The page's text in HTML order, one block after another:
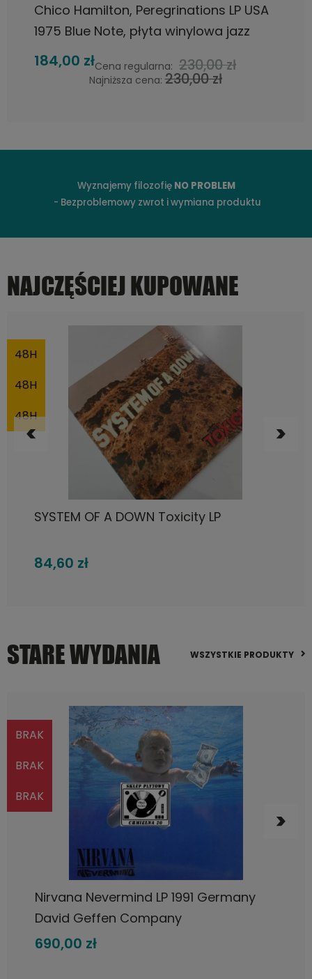
Bob James, One LP USA 1974, CTI, płyta
winylowa jazz
208,00 złCena regularna: 260,00 zł
Najniższa cena: 260,00 zł
Wyznajemy filozofię NO PROBLEM
- Bezproblemowy zwrot i wymiana produktu
NAJCZĘŚCIEJ KUPOWANE
Fleetwood Mac, Rumours LP
105,72 zł
DO KOSZYKA
WSZYSTKIE PRODUKTY
STARE WYDANIA
Nirvana Nevermind LP 1991 Germany
David Geffen Company
690,00 zł
POWIADOM O DOSTĘPNOŚCI
BRAK
BRAK
BRAK